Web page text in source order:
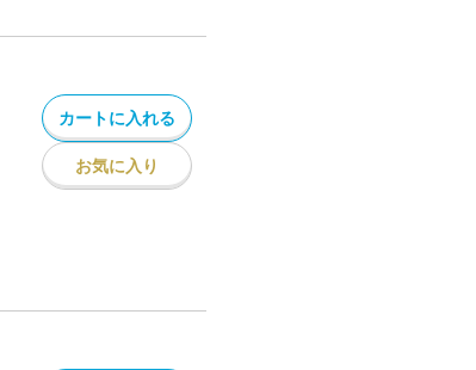
カートに入れる
お気に入り